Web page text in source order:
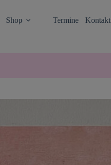
Shop Termine Kontakt